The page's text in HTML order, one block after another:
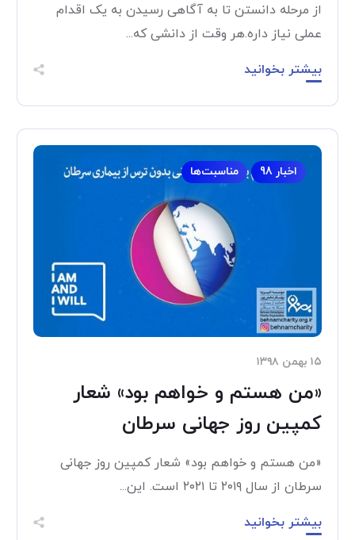
از مرحله دانستن تا به آگاهی رسیدن به یک اقدام
عملی نیاز داره.هر وقت از دانشی که...
بیشتر بخوانید
اخبار 98 مناسبت‌ها
۱۵ بهمن ۱۳۹۸
«من هستم و خواهم بود» شعار
کمپین روز جهانی سرطان
«من هستم و خواهم بود» شعار کمپین روز جهانی
سرطان از سال ۲۰۱۹ تا ۲۰۲۱ است. این...
بیشتر بخوانید